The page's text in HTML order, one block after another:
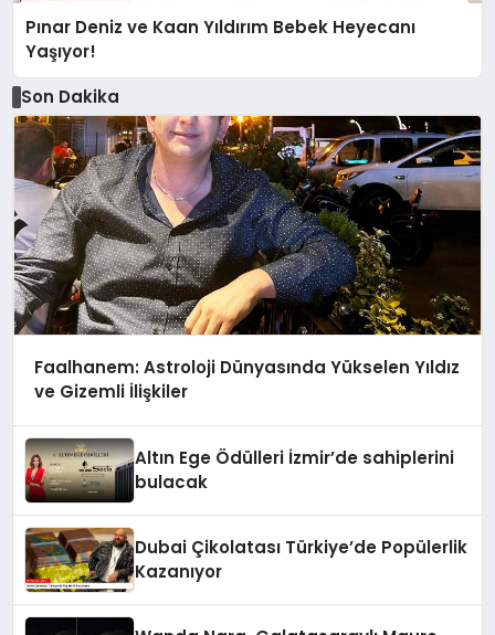
Pınar Deniz ve Kaan Yıldırım Bebek Heyecanı
Yaşıyor!
Son Dakika
Faalhanem: Astroloji Dünyasında Yükselen Yıldız
ve Gizemli İlişkiler
Altın Ege Ödülleri İzmir’de sahiplerini
bulacak
Dubai Çikolatası Türkiye’de Popülerlik
Kazanıyor